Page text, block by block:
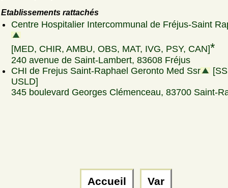
Etablissements rattachés
Centre Hospitalier Intercommunal de Fréjus-Saint
[MED, CHIR, AMBU, OBS, MAT, IVG, PSY, CAN]*
240 avenue de Saint-Lambert, 83608 Fréjus
CHI de Frejus Saint-Raphael Geronto Med Ssr
USLD]
345 boulevard Georges Clémenceau, 83700 Saint-
Accueil Var